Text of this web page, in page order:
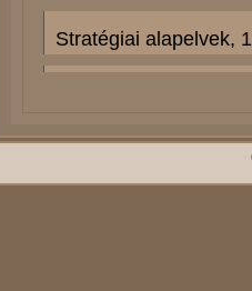
Stratégiai alapelvek,